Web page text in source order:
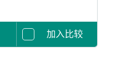
加入比较